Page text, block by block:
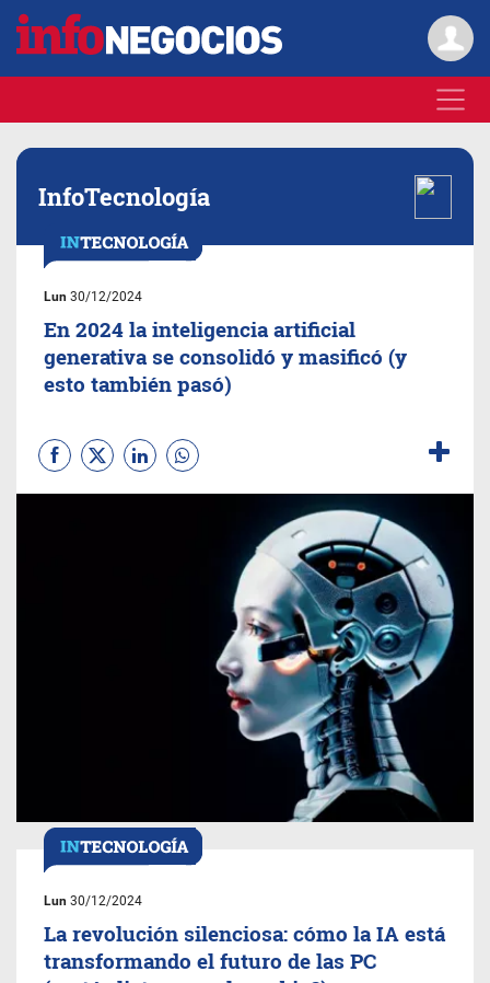
InfoTecnología
Lun 30/12/2024
En 2024 la inteligencia artificial
generativa se consolidó y masificó (y
esto también pasó)
Lun 30/12/2024
La revolución silenciosa: cómo la IA está
transformando el futuro de las PC